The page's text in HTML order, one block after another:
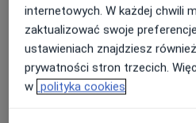
Centrum Psychoterapii PRO
Ogrodowa 39/41 lok. 20,
00-873 Warszawa
internetowych. W każdej chwili
zaktualizować swoje
ustawieniach znajdziesz
prywatności stron trzecich.
w polityka cookies